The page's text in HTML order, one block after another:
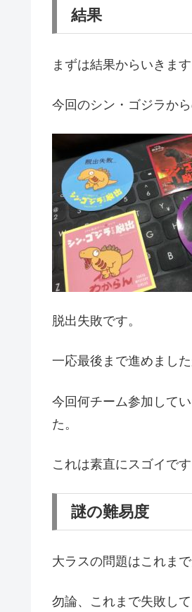
結果
まずは結果からいきます
今回のシン・ゴジラか
脱出失敗です。
一応最後まで進めまし
今回何チーム参加して
た。
これは素直にスゴイです
謎の難易度
大ラスの問題はこれま
勿論、これまで失敗し